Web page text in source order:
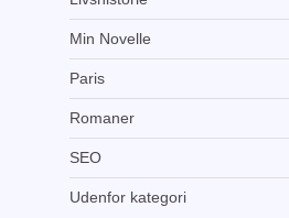
Min Novelle
Paris
Romaner
SEO
Udenfor kategori